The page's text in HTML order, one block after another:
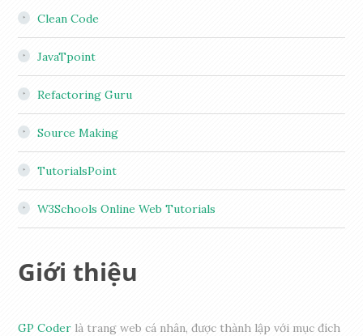
Clean Code
JavaTpoint
Refactoring Guru
Source Making
TutorialsPoint
W3Schools Online Web Tutorials
Giới thiệu
GP Coder là trang web cá nhân, được thành lập với mục đích